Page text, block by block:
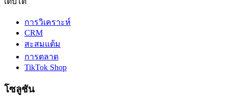
การวิเคราะห์
CRM
สะสมแต้ม
การตลาด
TikTok Shop
โซลูชัน